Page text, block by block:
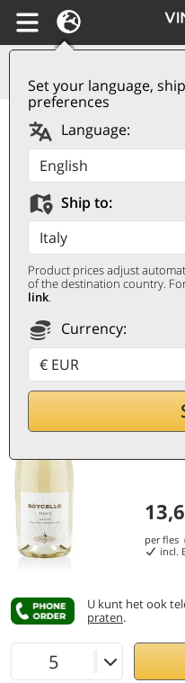
Set your language,
preferences
Language:
Ship to:
Product prices adjust
of the destination country.
link.
Currency:
Salento IGT
Roycello
Tormaresca
TORMARESCA
0,75 ℓ
per fles
incl.
U kunt het ook
praten.